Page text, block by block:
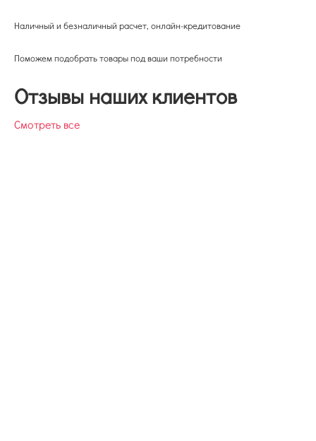
Наличный и безналичный расчет, онлайн-кредитование
Поможем подобрать товары под ваши потребности
Отзывы наших клиентов
Смотреть все